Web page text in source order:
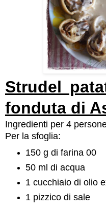
Strudel
fonduta di
Ingredienti per 4
Per la sfoglia:
150 g di farina 00
50 ml di acqua
1 cucchiaio di olio
1 pizzico di sale